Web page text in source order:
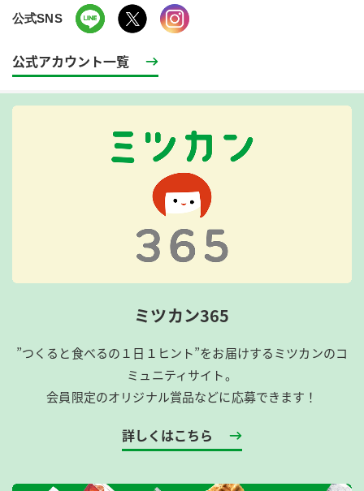
公式SNS
公式アカウント一覧
ミツカン365
”つくると食べるの１日１ヒント”をお届けするミツカンのコ
ミュニティサイト。
会員限定のオリジナル賞品などに応募できます！
詳しくはこちら